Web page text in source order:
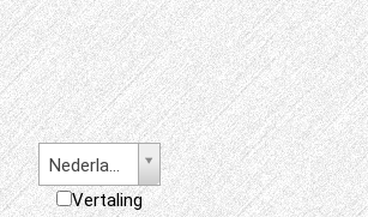
Nederlands
Vertaling